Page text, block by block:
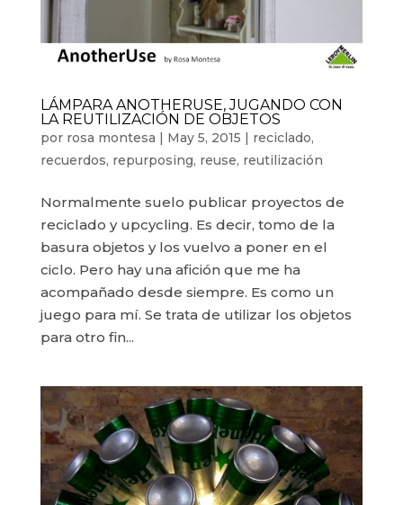
LÁMPARA ANOTHERUSE, JUGANDO CON
LA REUTILIZACIÓN DE OBJETOS
por rosa montesa May 5, 2015 reciclado,
recuerdos, repurposing, reuse, reutilización
Normalmente suelo publicar proyectos de
reciclado y upcycling. Es decir, tomo de la
basura objetos y los vuelvo a poner en el
ciclo. Pero hay una afición que me ha
acompañado desde siempre. Es como un
juego para mí. Se trata de utilizar los objetos
para otro fin...